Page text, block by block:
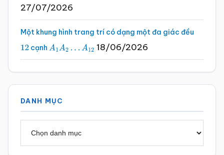
27/07/2026
Một khung hình trang trí có dạng một đa giác đều
12 cạnh A1A2…A 12 18/06/2026
DANH MỤC